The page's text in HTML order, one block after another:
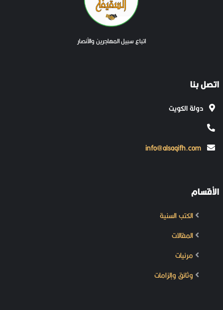
اتباع سبيل المهاجرين والأنصار
اتصل بنا
دولة الكويت
info@alsaqifh.com
الأقسام
الكتب السنية
المقالات
مرئيات
وثائق وإلزامات